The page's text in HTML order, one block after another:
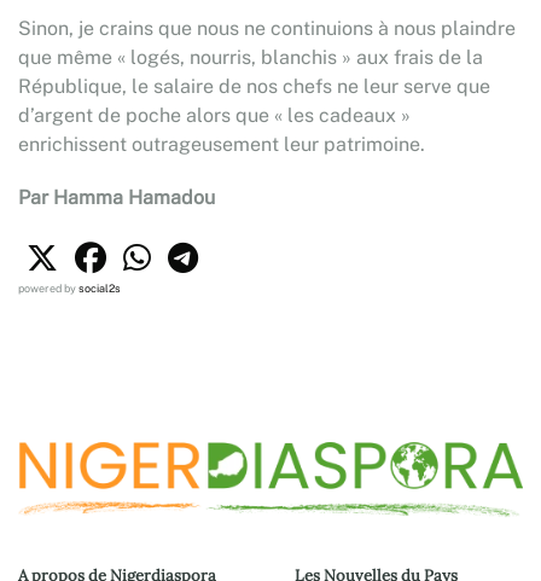
Sinon, je crains que nous ne continuions à nous plaindre
que même « logés, nourris, blanchis » aux frais de la
République, le salaire de nos chefs ne leur serve que
d’argent de poche alors que « les cadeaux »
enrichissent outrageusement leur patrimoine.
Par Hamma Hamadou
powered bysocial2s
A propos de Nigerdiaspora Les Nouvelles du Pays